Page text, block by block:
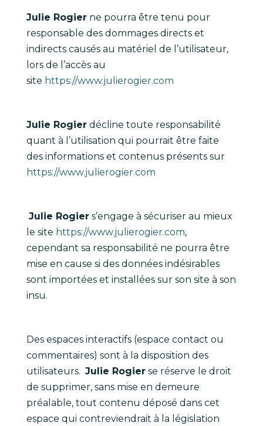
Julie Rogierne pourra être tenu pour
responsable des dommages directs et
indirects causés au matériel de l’utilisateur,
lors de l’accès au
site https://www.julierogier.com
Julie Rogierdécline toute responsabilité
quant à l’utilisation qui pourrait être faite
des informations et contenus présents sur
https://www.julierogier.com
Julie Rogiers’engage à sécuriser au mieux
le site https://www.julierogier.com,
cependant sa responsabilité ne pourra être
mise en cause si des données indésirables
sont importées et installées sur son site à son
insu.
Des espaces interactifs (espace contact ou
commentaires) sont à la disposition des
utilisateurs. Julie Rogierse réserve le droit
de supprimer, sans mise en demeure
préalable, tout contenu déposé dans cet
espace qui contreviendrait à la législation